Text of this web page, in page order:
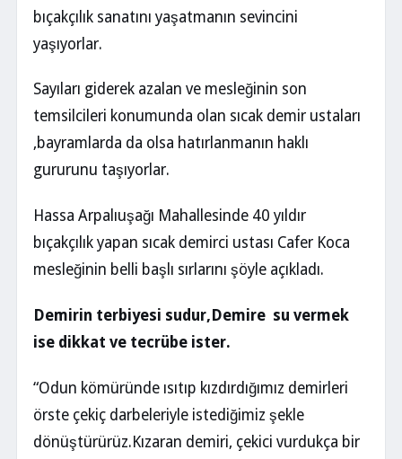
bıçakçılık sanatını yaşatmanın sevincini
yaşıyorlar.
Sayıları giderek azalan ve mesleğinin son
temsilcileri konumunda olan sıcak demir ustaları
,bayramlarda da olsa hatırlanmanın haklı
gururunu taşıyorlar.
Hassa Arpalıuşağı Mahallesinde 40 yıldır
bıçakçılık yapan sıcak demirci ustası Cafer Koca
mesleğinin belli başlı sırlarını şöyle açıkladı.
Demirin terbiyesi sudur,Demire su vermek
ise dikkat ve tecrübe ister.
“Odun kömüründe ısıtıp kızdırdığımız demirleri
örste çekiç darbeleriyle istediğimiz şekle
dönüştürürüz.Kızaran demiri, çekici vurdukça bir